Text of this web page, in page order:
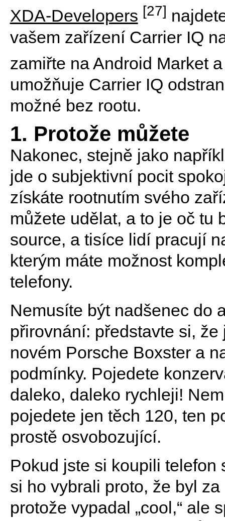
XDA-Developers [27]
vašem zařízení Carrier IQ
zamiřte na Android Market
umožňuje Carrier IQ
možné bez rootu.
1. Protože můžete
Nakonec, stejně jako
jde o subjektivní pocit
získáte rootnutím svého
můžete udělat, a to je oč tu
source, a tisíce lidí pracují
kterým máte možnost
telefony.
Nemusíte být nadšenec do
přirovnání: představte si,
novém Porsche Boxster a
podmínky. Pojedete
daleko, daleko rychleji!
pojedete jen těch 120, ten
prostě osvobozující.
Pokud jste si koupili telefon
si ho vybrali proto, že byl
protože vypadal „cool,“ ale